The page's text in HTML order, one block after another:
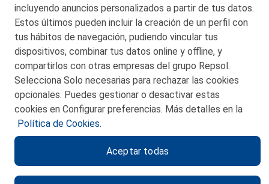
CONTACTO
MAPA WEB
POLITICA DE PRIVACIDAD
POLITICA DE COOKIES
CANAL DE ÉTICA
incluyendo anuncios personalizados a partir de tus datos.
Estos últimos pueden incluir la creación de un perfil con
tus hábitos de navegación, pudiendo vincular tus
dispositivos, combinar tus datos online y offline, y
compartirlos con otras empresas del grupo Repsol.
Selecciona Solo necesarias para rechazar las cookies
opcionales. Puedes gestionar o desactivar estas
cookies en Configurar preferencias. Más detalles en la
Política de Cookies.
Aceptar todas